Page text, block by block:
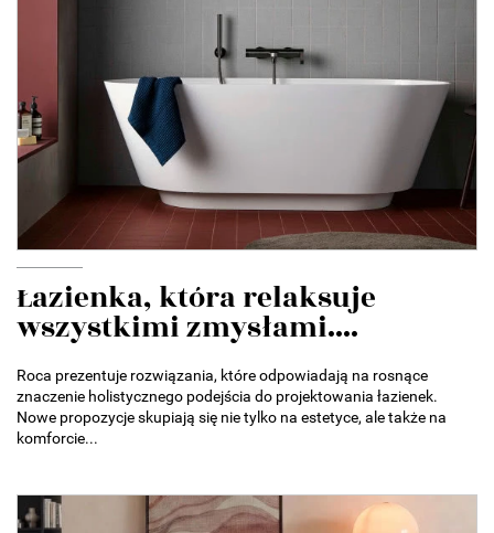
Łazienka, która relaksuje
wszystkimi zmysłami....
Roca prezentuje rozwiązania, które odpowiadają na rosnące
znaczenie holistycznego podejścia do projektowania łazienek.
Nowe propozycje skupiają się nie tylko na estetyce, ale także na
komforcie...